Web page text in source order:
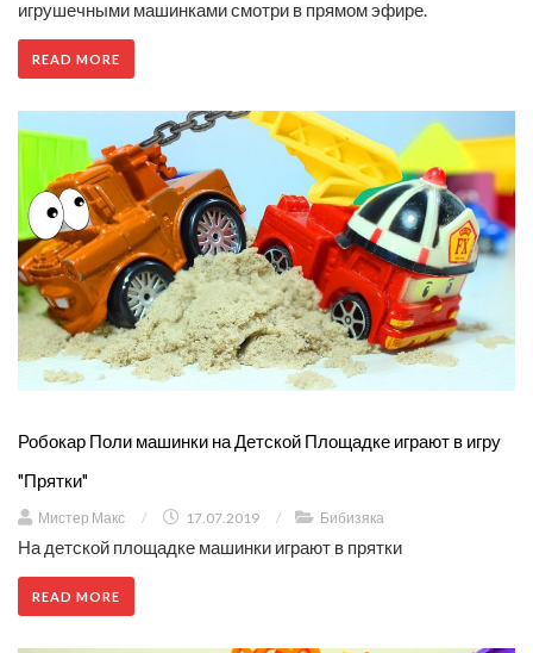
игрушечными машинками смотри в прямом эфире.
READ MORE
Робокар Поли машинки на Детской Площадке играют в игру
"Прятки"
Мистер Макс / 17.07.2019 / Бибизяка
На детской площадке машинки играют в прятки
READ MORE